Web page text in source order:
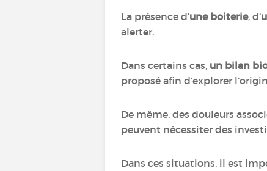
La présence d’une boiterie, d’
alerter.
Dans certains cas, un bilan
proposé afin d’explorer
De même, des douleurs
peuvent nécessiter des
Dans ces situations, il est